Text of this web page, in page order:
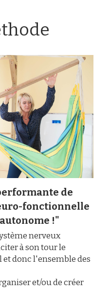
de
fonctionnelle
!"
nerveux
à son tour le
donc l'ensemble des
et/ou de créer